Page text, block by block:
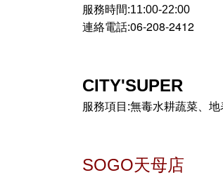
服務時間:11:00-22:00
連絡電話:06-208-2412
CITY'SUPER
服務項目:無毒水耕蔬菜、
SOGO天母店